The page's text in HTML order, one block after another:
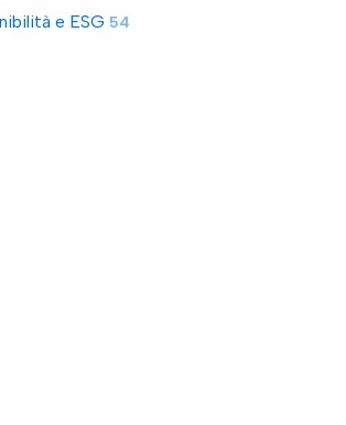
e ESG 54